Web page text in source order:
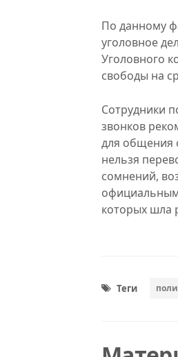
По данному
уголовное
Уголовного
свободы на
Сотрудники
звонков
для общения
нельзя
сомнений,
которых шла
Теги